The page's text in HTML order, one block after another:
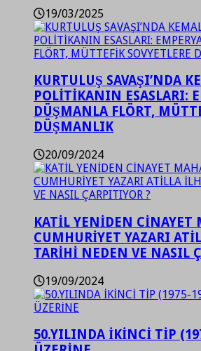
19/03/2025
KURTULUŞ SAVAŞI’NDA
POLİTİKANIN ESASLARI:
DÜŞMANLA FLÖRT,
DÜŞMANLIK
20/09/2024
KATİL YENİDEN CİNAYET
CUMHURİYET YAZARI
TARİHİ NEDEN VE NASIL
19/09/2024
50.YILINDA İKİNCİ TİP